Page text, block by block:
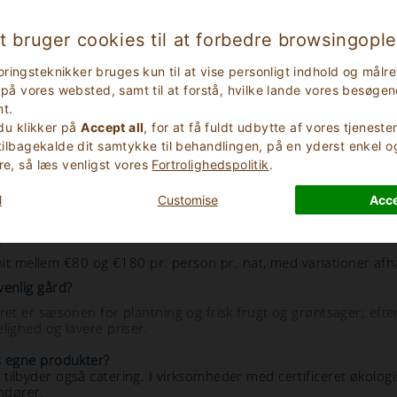
bruger cookies til at forbedre
bruges kun til at vise personligt indhold og
vores websted, samt til at forstå, hvilke lande vores
klikker påAccept all, for at få fuldt udbytte af vores
dit samtykke til behandlingen, på en yderst enkel
så læs venligst vores Fortrolighedspolitik.
Customise
af solcelleanlæg, solvarmeanlæg eller forbindelse til
faciliteter tilbyder aftaler om cykel- eller elbiludlejning, eller de
mest aktive faser i landbrugscyklussen
ejendommen direkte, inden du booker. Vi hjælper dig med
praksisser for at reducere sin miljøpåvirkning
og Legambiente Turismo.
på er gennem uafhængige revisioner. EU-miljømærket,
selvdeklarationer har ingen definerede
mellem €80 og €180 pr. person pr. nat, med variationer
gård?
er sæsonen for plantning og frisk frugt og grøntsager;
og lavere priser.
egne produkter?
også catering. I virksomheder med certificeret